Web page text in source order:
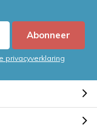
Abonneer
privacyverklaring